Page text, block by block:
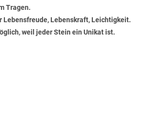
Tragen.
Lebenskraft, Leichtigkeit.
weil jeder Stein ein Unikat ist.